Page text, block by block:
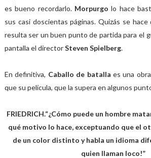
es bueno recordarlo. Morpurgo lo hace
sus casi doscientas páginas. Quizás se
resulta ser un buen punto de partida para el
pantalla el directorSteven Spielberg.
En definitiva, Caballo de batalla es una
que su película, que la supera en algunos
FRIEDRICH.“¿Cómo puede un hombre
qué motivo lo hace, exceptuando que el
de un color distinto y habla un idioma
quien llaman loco!”